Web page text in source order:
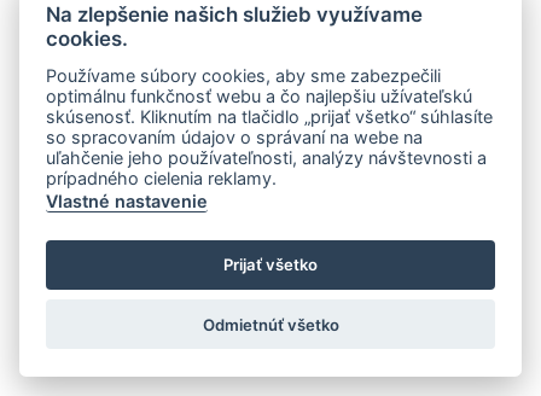
Na zlepšenie našich služieb využívame
cookies.
Používame súbory cookies, aby sme zabezpečili
optimálnu funkčnosť webu a čo najlepšiu užívateľskú
skúsenosť. Kliknutím na tlačidlo „prijať všetko“ súhlasíte
so spracovaním údajov o správaní na webe na
uľahčenie jeho používateľnosti, analýzy návštevnosti a
prípadného cielenia reklamy.
Vlastné nastavenie
Prijať všetko
Odmietnúť všetko